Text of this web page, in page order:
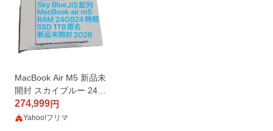
MacBook Air M5 新品未
開封 スカイブルー 24G
B 1TB JIS配列 2026 13.
6インチ MDHK4J/A
274,999円
Yahoo!フリマ